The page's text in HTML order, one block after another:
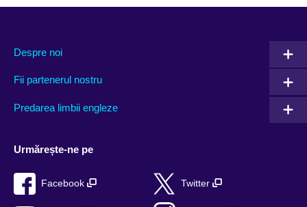
Despre noi
Fii partenerul nostru
Predarea limbii engleze
Urmărește-ne pe
Facebook Twitter